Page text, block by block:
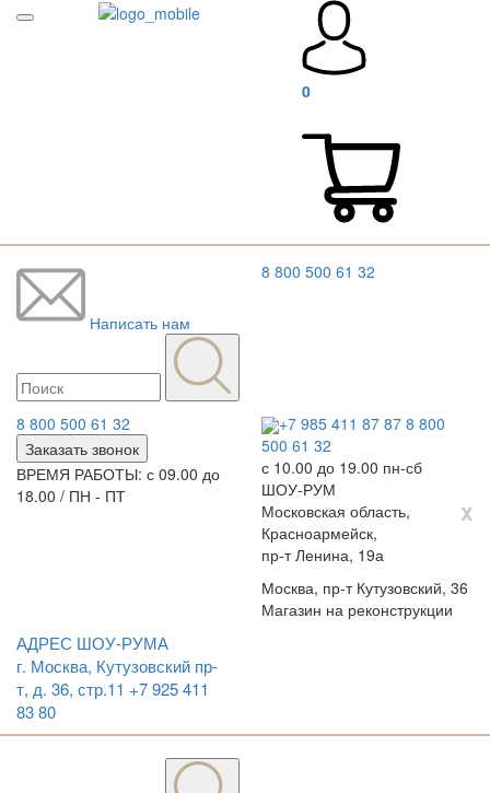
0
Написать нам
8 800 500 61 32
8 800 500 61 32
Заказать звонок
ВРЕМЯ РАБОТЫ: с 09.00 до
18.00 / ПН - ПТ
+7 985 411 87 87 8 800
500 61 32
с 10.00 до 19.00 пн-сб
ШОУ-РУМ
x
Московская область,
Красноармейск,
пр-т Ленина, 19а
Москва, пр-т Кутузовский, 36
Магазин на реконструкции
АДРЕС ШОУ-РУМА
г. Москва, Кутузовский пр-
т, д. 36, стр.11 +7 925 411
83 80